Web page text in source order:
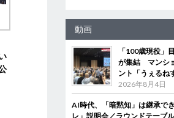
動画
「100歳現役」
が集結 マンシ
ント「うぇるね
2026年8月4日
AI時代、「暗黙知」は継承で
レ」説明会／ラウンドテーブル